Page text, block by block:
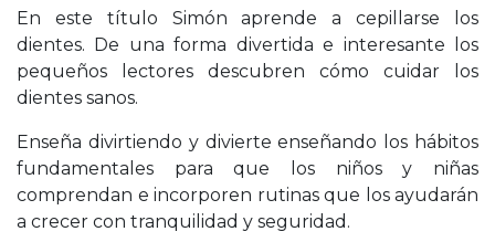
En este título Simón aprende a cepillarse los
dientes. De una forma divertida e interesante los
pequeños lectores descubren cómo cuidar los
dientes sanos.
Enseña divirtiendo y divierte enseñando los hábitos
fundamentales para que los niños y niñas
comprendan e incorporen rutinas que los ayudarán
a crecer con tranquilidad y seguridad.